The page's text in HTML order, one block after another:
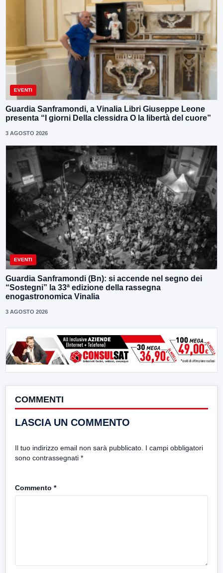
EVENTI
Guardia Sanframondi, a Vinalia Libri Giuseppe Leone
presenta “I giorni Della clessidra O la libertà del cuore”
3 AGOSTO 2026
EVENTI
Guardia Sanframondi (Bn): si accende nel segno dei
“Sostegni” la 33ª edizione della rassegna
enogastronomica Vinalia
3 AGOSTO 2026
COMMENTI
LASCIA UN COMMENTO
Il tuo indirizzo email non sarà pubblicato. I campi obbligatori
sono contrassegnati *
Commento *